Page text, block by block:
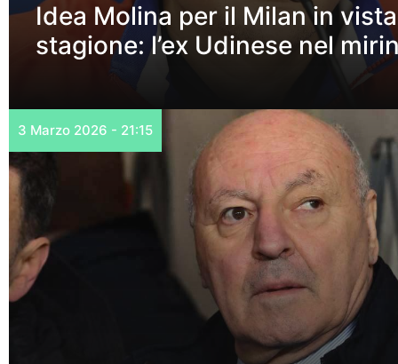
Idea Molina per il Milan in
stagione: l’ex Udinese nel
3 Marzo 2026 - 21:15